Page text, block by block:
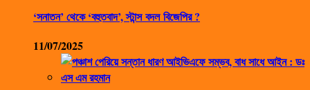
‘সনাতন’ থেকে ‘বহুতবাদ’, স্টান্স বদল বিজেপির ?
11/07/2025